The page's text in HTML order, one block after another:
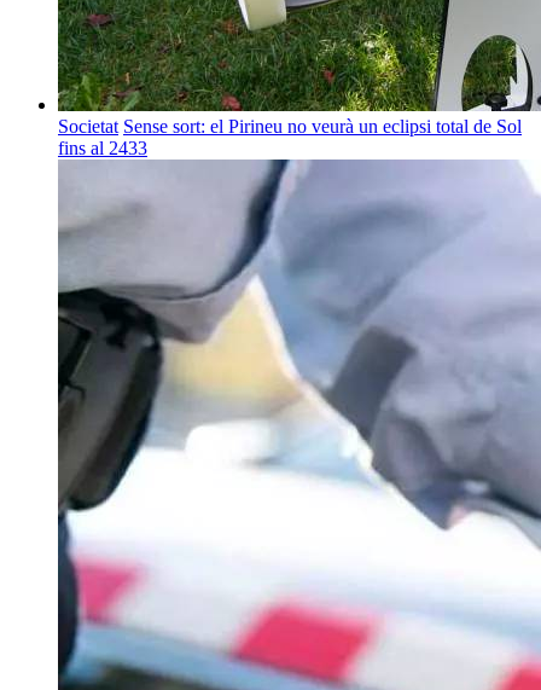
Societat Sense sort: el Pirineu no veurà un eclipsi total de Sol
fins al 2433